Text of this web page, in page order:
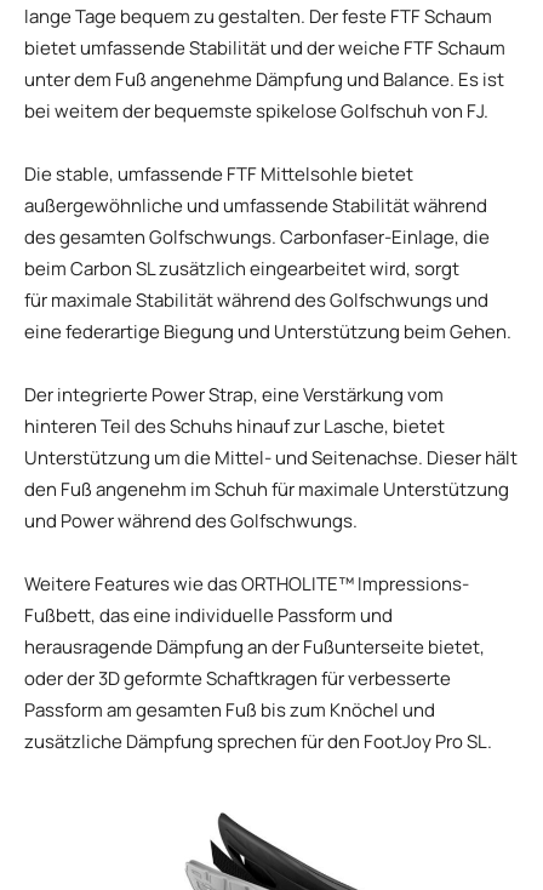
lange Tage bequem zu gestalten. Der feste FTF Schaum
bietet umfassende Stabilität und der weiche FTF Schaum
unter dem Fuß angenehme Dämpfung und Balance. Es ist
bei weitem der bequemste spikelose Golfschuh von FJ.
Die stable, umfassende FTF Mittelsohle bietet
außergewöhnliche und umfassende Stabilität während
des gesamten Golfschwungs. Carbonfaser-Einlage, die
beim Carbon SL zusätzlich eingearbeitet wird, sorgt
für maximale Stabilität während des Golfschwungs und
eine federartige Biegung und Unterstützung beim Gehen.
Der integrierte Power Strap, eine Verstärkung vom
hinteren Teil des Schuhs hinauf zur Lasche, bietet
Unterstützung um die Mittel- und Seitenachse. Dieser hält
den Fuß angenehm im Schuh für maximale Unterstützung
und Power während des Golfschwungs.
Weitere Features wie das ORTHOLITE™ Impressions-
Fußbett, das eine individuelle Passform und
herausragende Dämpfung an der Fußunterseite bietet,
oder der 3D geformte Schaftkragen für verbesserte
Passform am gesamten Fuß bis zum Knöchel und
zusätzliche Dämpfung sprechen für den FootJoy Pro SL.